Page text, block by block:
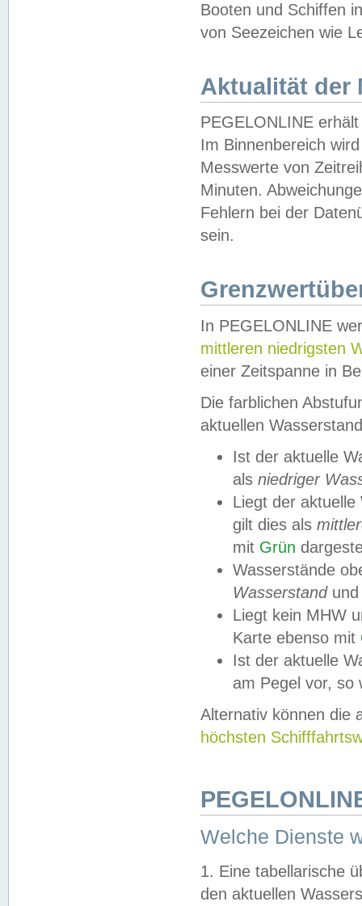
Booten und Schiffen
von Seezeichen wie
Aktualität der
PEGELONLINE
Im Binnenbereich
Messwerte von
Minuten.
Fehlern bei der
sein.
In PEGELONLINE
mittleren niedrigsten
einer Zeitspanne in
Die farblichen
aktuellen
Ist der aktuelle
als niedriger
Liegt der
gilt dies als
mit Grün
Wasserstände
Wasserstandund
Liegt kein MHW
Karte ebenso mit
Ist der aktuelle
am Pegel vor,
Alternativ können die
höchsten
Welche Dienste
1. Eine tabellarische
den aktuellen